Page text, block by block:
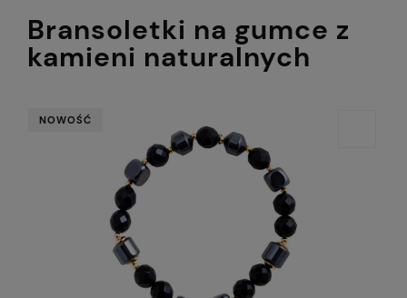
Bransoletki na gumce z
kamieni naturalnych
NOWOŚĆ